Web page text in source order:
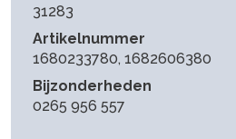
31283
Artikelnummer
1680233780, 1682606380
Bijzonderheden
0265 956 557